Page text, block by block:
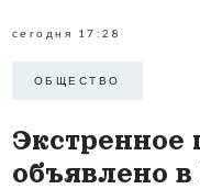
сегодня 17:28
ОБЩЕСТВО
Экстренное
объявлено